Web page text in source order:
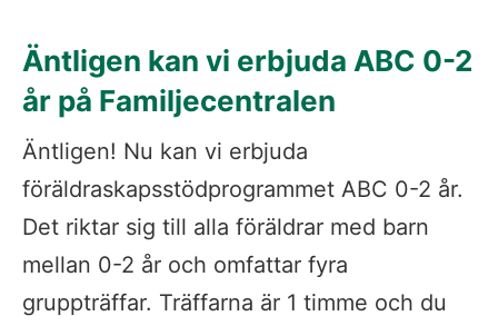
Äntligen kan vi erbjuda ABC 0-2
år på Familjecentralen
Äntligen! Nu kan vi erbjuda
föräldraskapsstödprogrammet ABC 0-2 år.
Det riktar sig till alla föräldrar med barn
mellan 0-2 år och omfattar fyra
gruppträffar. Träffarna är 1 timme och du